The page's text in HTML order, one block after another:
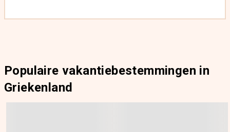
Populaire vakantiebestemmingen in
Griekenland